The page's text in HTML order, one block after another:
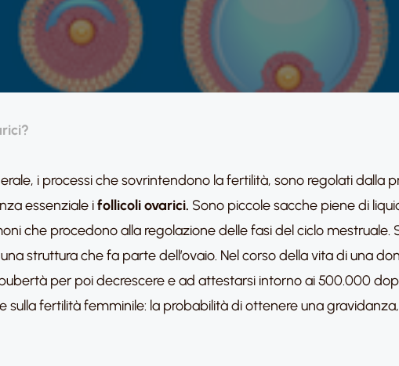
i processi che sovrintendono la fertilità, sono regolati dalla
essenziale ifollicoli ovarici. Sono piccole sacche piene di
che procedono alla regolazione delle fasi del ciclo mestruale.
struttura che fa parte dell’ovaio. Nel corso della vita di una
per poi decrescere e ad attestarsi intorno ai 500.000
sulla fertilità femminile: la probabilità di ottenere una